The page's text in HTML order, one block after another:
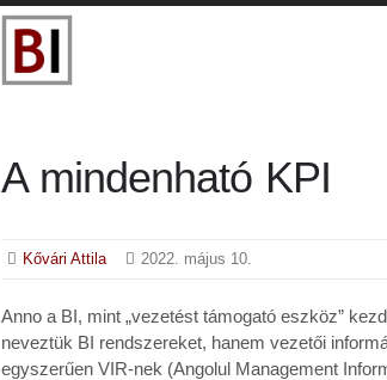
A mindenható KPI
Kővári Attila 2022. május 10.
Anno a BI, mint „vezetést támogató eszköz”
neveztük BI rendszereket, hanem vezetői
egyszerűen VIR-nek (Angolul Management